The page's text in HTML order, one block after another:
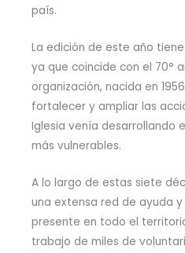
país.
La edición de este año
ya que coincide con el 70°
organización, nacida en
fortalecer y ampliar las
Iglesia venía desarrollando
más vulnerables.
A lo largo de estas siete
una extensa red de ayuda
presente en todo el
trabajo de miles de